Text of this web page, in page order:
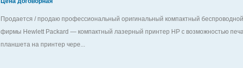
Продается / продаю профессиональный оригинальный компактный
фирмы Hewlett Packard — компактный лазерный принтер HP с возможностью
планшета на принтер чере...